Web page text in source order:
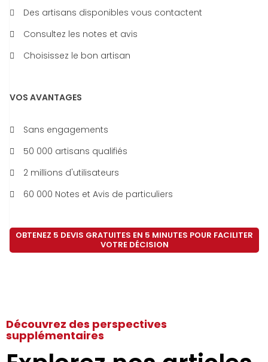
Des artisans disponibles vous contactent
Consultez les notes et avis
Choisissez le bon artisan
VOS AVANTAGES
Sans engagements
50 000 artisans qualifiés
2 millions d'utilisateurs
60 000 Notes et Avis de particuliers
OBTENEZ 5 DEVIS GRATUITES EN 5 MINUTES POUR FACILITER
VOTRE DÉCISION
Découvrez des perspectives
supplémentaires